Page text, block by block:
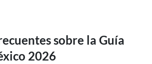
sobre la Guía
2026